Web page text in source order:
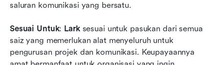
saluran komunikasi yang bersatu.
Sesuai Untuk: Lark sesuai untuk pasukan dari semua
saiz yang memerlukan alat menyeluruh untuk
pengurusan projek dan komunikasi. Keupayaannya